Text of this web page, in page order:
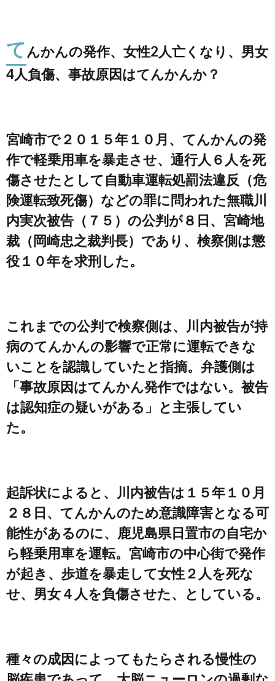
てんかんの発作、女性2人亡くなり、男女
4人負傷、事故原因はてんかんか？
宮崎市で２０１５年１０月、てんかんの発
作で軽乗用車を暴走させ、通行人６人を死
傷させたとして自動車運転処罰法違反（危
険運転致死傷）などの罪に問われた無職川
内実次被告（７５）の公判が８日、宮崎地
裁（岡崎忠之裁判長）であり、検察側は懲
役１０年を求刑した。
これまでの公判で検察側は、川内被告が持
病のてんかんの影響で正常に運転できな
いことを認識していたと指摘。弁護側は
「事故原因はてんかん発作ではない。被告
は認知症の疑いがある」と主張してい
た。
起訴状によると、川内被告は１５年１０月
２８日、てんかんのため意識障害となる可
能性があるのに、鹿児島県日置市の自宅か
ら軽乗用車を運転。宮崎市の中心街で発作
が起き、歩道を暴走して女性２人を死な
せ、男女４人を負傷させた、としている。
種々の成因によってもたらされる慢性の